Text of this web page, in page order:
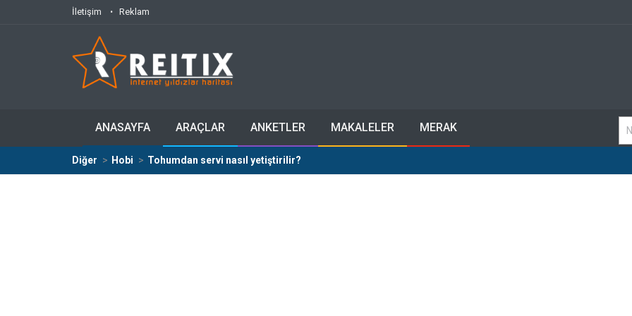
İletişim Reklam
ANASAYFA ARAÇLAR ANKETLER MAKALELER MERAK
Diğer Hobi Tohumdan servi nasıl yetiştirilir?